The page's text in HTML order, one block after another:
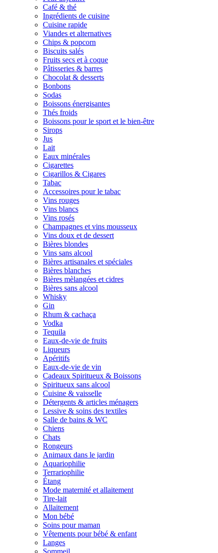
Café & thé
Ingrédients de cuisine
Cuisine rapide
Viandes et alternatives
Chips & popcorn
Biscuits salés
Fruits secs et à coque
Pâtisseries & barres
Chocolat & desserts
Bonbons
Sodas
Boissons énergisantes
Thés froids
Boissons pour le sport et le bien-être
Sirops
Jus
Lait
Eaux minérales
Cigarettes
Cigarillos & Cigares
Tabac
Accessoires pour le tabac
Vins rouges
Vins blancs
Vins rosés
Champagnes et vins mousseux
Vins doux et de dessert
Bières blondes
Vins sans alcool
Bières artisanales et spéciales
Bières blanches
Bières mèlangées et cidres
Bières sans alcool
Whisky
Gin
Rhum & cachaça
Vodka
Tequila
Eaux-de-vie de fruits
Liqueurs
Apéritifs
Eaux-de-vie de vin
Cadeaux Spiritueux & Boissons
Spiritueux sans alcool
Cuisine & vaisselle
Détergents & articles ménagers
Lessive & soins des textiles
Salle de bains & WC
Chiens
Chats
Rongeurs
Animaux dans le jardin
Aquariophilie
Terrariophilie
Étang
Mode maternité et allaitement
Tire-lait
Allaitement
Mon bébé
Soins pour maman
Vêtements pour bébé & enfant
Langes
Sommeil